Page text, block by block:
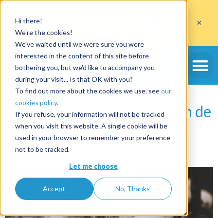
Hi there!
We're the cookies!
We've waited until we were sure you were
interested in the content of this site before
bothering you, but we'd like to accompany you
during your visit... Is that OK with you?
To find out more about the cookies we use, seeour
cookies policy.
If you refuse, your information will not be tracked
when you visit this website. A single cookie will be
used in your browser to remember your preference
not to be tracked.
Let me choose
Accept No, Thanks
al abrir una cuenta con el código
hasta el 30/09/2026*
Aprovechar la oferta
×
Etiqueta:servicios de
conserjería
UpToYu simplifica la gestión de
la ropa de cama de tus
alquileres vacacionales